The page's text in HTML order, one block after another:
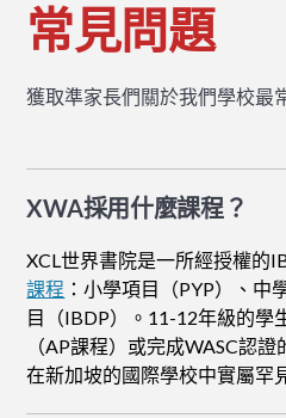
常見問題
獲取準家長們關於我們學校最
XWA採用什麼課程？
XCL世界書院是一所經授權的
課程 ：小學項目（PYP）、
目（IBDP）。11-12年級的學
（AP課程）或完成WASC認
在新加坡的國際學校中實屬罕